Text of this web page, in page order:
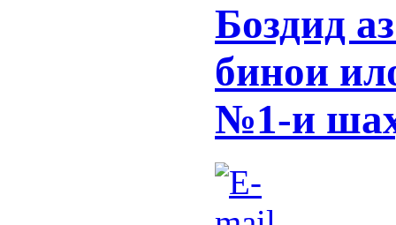
Боздид
бинои
№1-и